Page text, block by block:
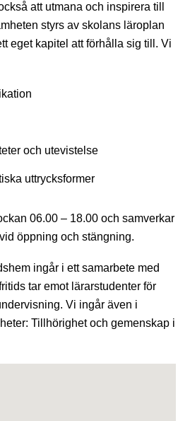
att utmana och inspirera till
styrs av skolans läroplan
eget kapitel att förhålla sig till. Vi
och utevistelse
uttrycksformer
06.00 – 18.00 och samverkar
öppning och stängning.
ingår i ett samarbete med
tar emot lärarstudenter för
Vi ingår även i
Tillhörighet och gemenskap i